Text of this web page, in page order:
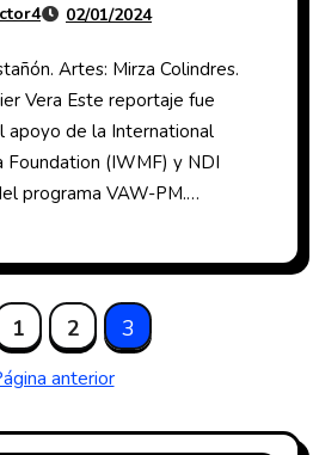
02/01/2024
Vera Este reportaje fue
apoyo de la International
Foundation (IWMF) y NDI
programa VAW-PM.…
1 2 3
anterior